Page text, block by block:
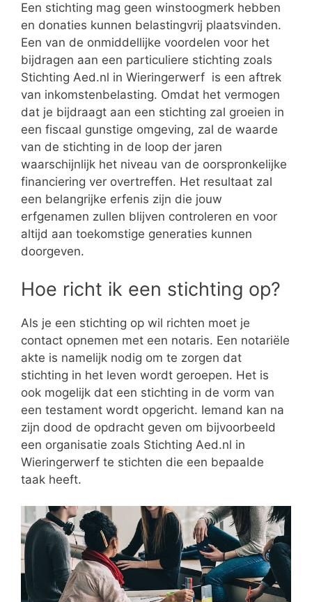
Een stichting mag geen winstoogmerk hebben
en donaties kunnen belastingvrij plaatsvinden.
Een van de onmiddellijke voordelen voor het
bijdragen aan een particuliere stichting zoals
Stichting Aed.nl in Wieringerwerf is een aftrek
van inkomstenbelasting. Omdat het vermogen
dat je bijdraagt aan een stichting zal groeien in
een fiscaal gunstige omgeving, zal de waarde
van de stichting in de loop der jaren
waarschijnlijk het niveau van de oorspronkelijke
financiering ver overtreffen. Het resultaat zal
een belangrijke erfenis zijn die jouw
erfgenamen zullen blijven controleren en voor
altijd aan toekomstige generaties kunnen
doorgeven.
Hoe richt ik een stichting op?
Als je een stichting op wil richten moet je
contact opnemen met een notaris. Een notariële
akte is namelijk nodig om te zorgen dat
stichting in het leven wordt geroepen. Het is
ook mogelijk dat een stichting in de vorm van
een testament wordt opgericht. Iemand kan na
zijn dood de opdracht geven om bijvoorbeeld
een organisatie zoals Stichting Aed.nl in
Wieringerwerf te stichten die een bepaalde
taak heeft.